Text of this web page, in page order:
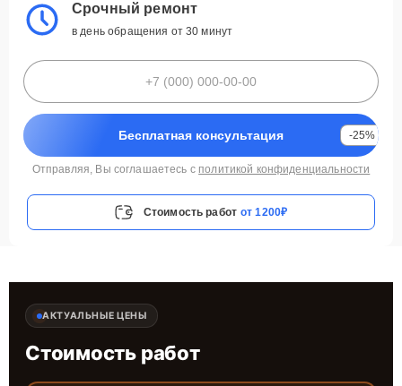
Срочный ремонт
в день обращения от 30 минут
Бесплатная консультация -25%
Отправляя, Вы соглашаетесь с политикой конфиденциальности
Стоимость работ от 1200₽
АКТУАЛЬНЫЕ ЦЕНЫ
Стоимость работ